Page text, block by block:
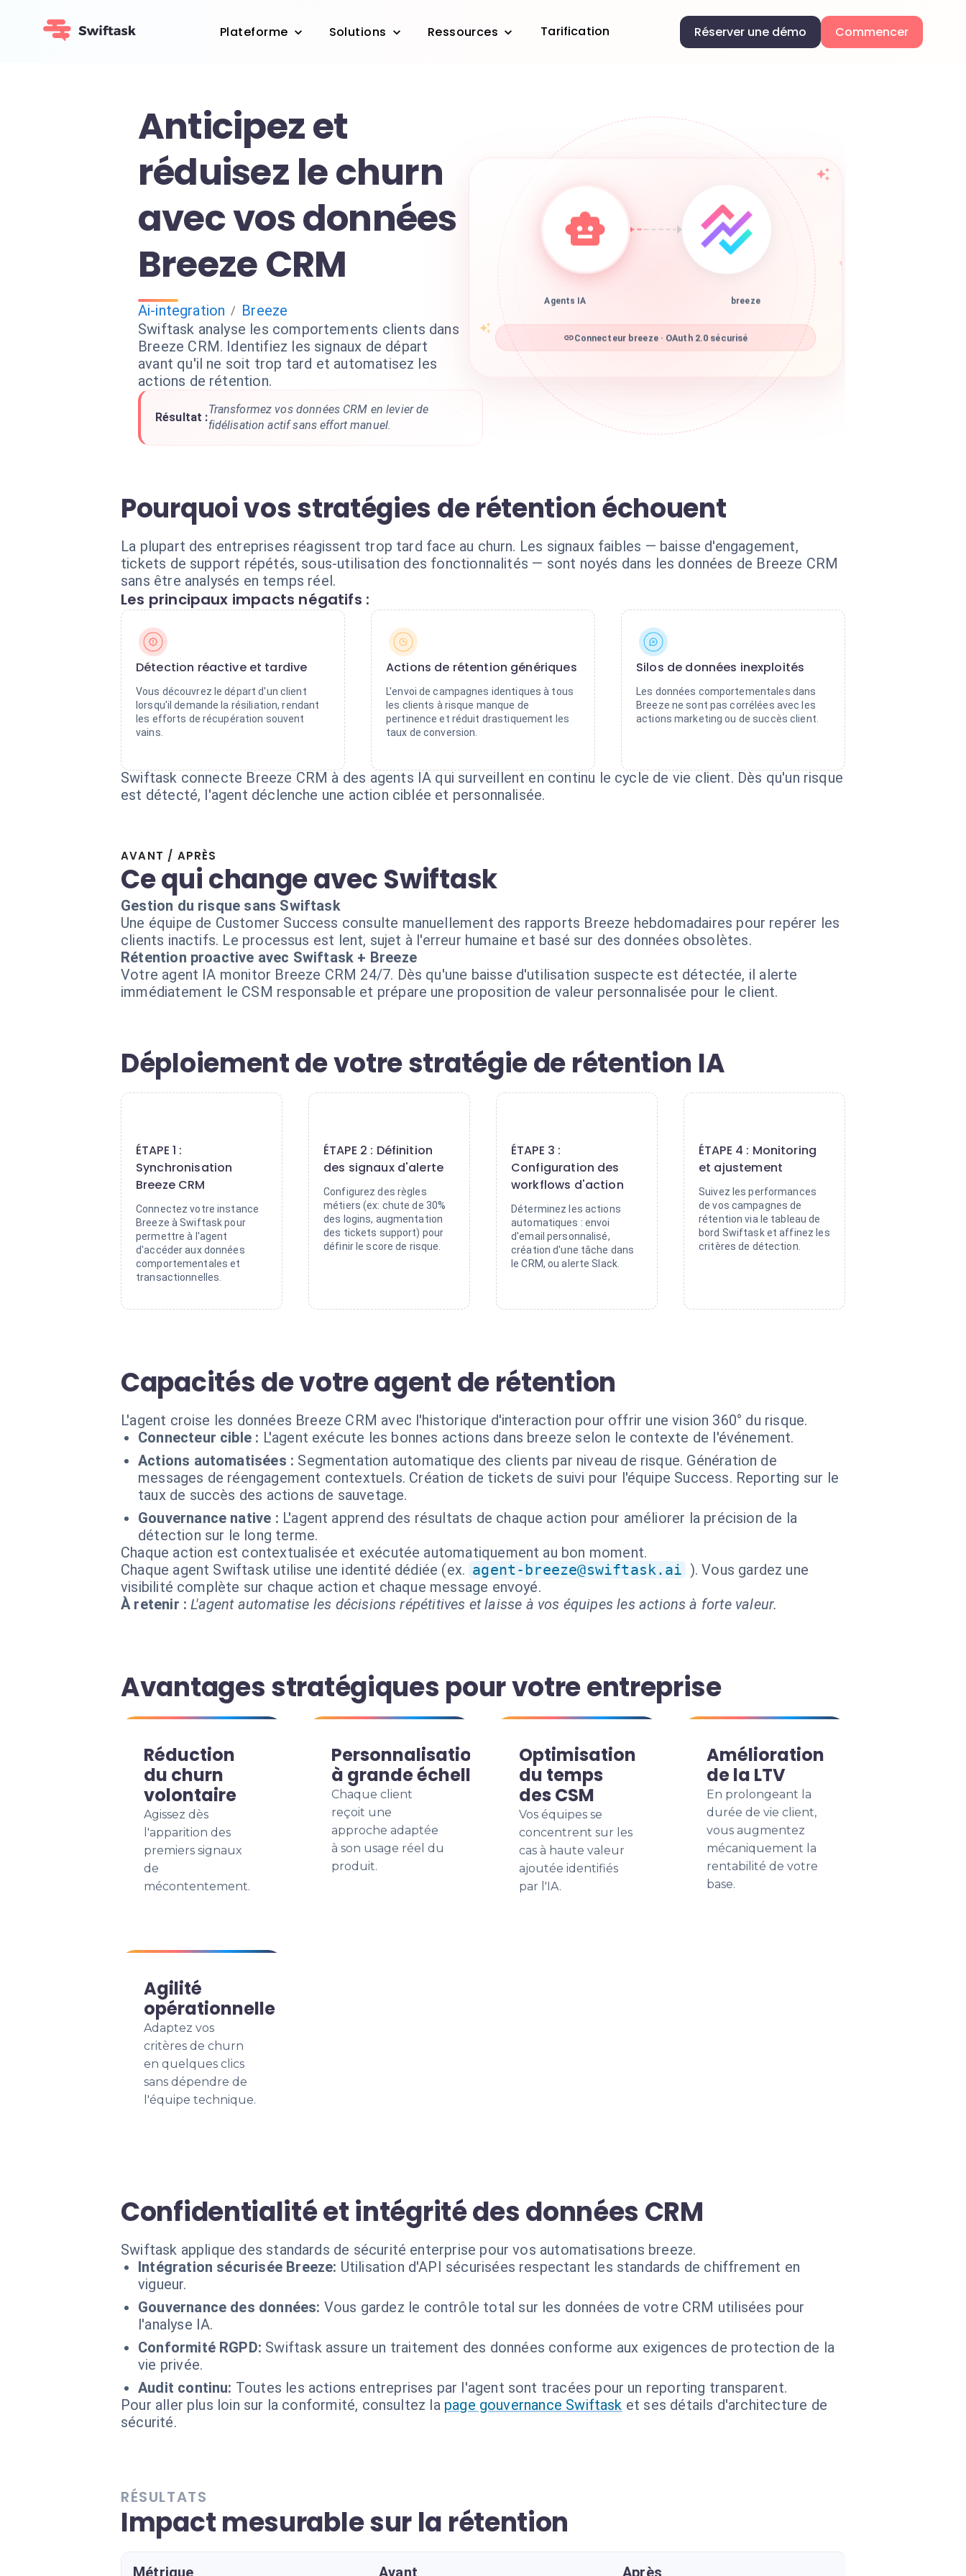
Plateforme Solutions Ressources Tarification Réserver une démo Commencer
Anticipez et
réduisez le churn
avec vos données
Breeze CRM
Ai-integration / Breeze
Swiftask analyse les comportements clients dans
Breeze CRM. Identifiez les signaux de départ
avant qu'il ne soit trop tard et automatisez les
actions de rétention.
Résultat :
Transformez vos données CRM en levier de
fidélisation actif sans effort manuel.
Agents IA breeze
Connecteur breeze · OAuth 2.0 sécurisé
Pourquoi vos stratégies de rétention échouent
La plupart des entreprises réagissent trop tard face au churn. Les signaux faibles — baisse d'engagement,
tickets de support répétés, sous-utilisation des fonctionnalités — sont noyés dans les données de Breeze CRM
sans être analysés en temps réel.
Les principaux impacts négatifs :
Détection réactive et tardive
Vous découvrez le départ d'un client
lorsqu'il demande la résiliation, rendant
les efforts de récupération souvent
vains.
Actions de rétention génériques
L'envoi de campagnes identiques à tous
les clients à risque manque de
pertinence et réduit drastiquement les
taux de conversion.
Silos de données inexploités
Les données comportementales dans
Breeze ne sont pas corrélées avec les
actions marketing ou de succès client.
Swiftask connecte Breeze CRM à des agents IA qui surveillent en continu le cycle de vie client. Dès qu'un risque
est détecté, l'agent déclenche une action ciblée et personnalisée.
AVANT / APRÈS
Ce qui change avec Swiftask
Gestion du risque sans Swiftask
Une équipe de Customer Success consulte manuellement des rapports Breeze hebdomadaires pour repérer les
clients inactifs. Le processus est lent, sujet à l'erreur humaine et basé sur des données obsolètes.
Rétention proactive avec Swiftask + Breeze
Votre agent IA monitor Breeze CRM 24/7. Dès qu'une baisse d'utilisation suspecte est détectée, il alerte
immédiatement le CSM responsable et prépare une proposition de valeur personnalisée pour le client.
Déploiement de votre stratégie de rétention IA
ÉTAPE 1 :
Synchronisation
Breeze CRM
Connectez votre instance
Breeze à Swiftask pour
permettre à l'agent
d'accéder aux données
comportementales et
transactionnelles.
ÉTAPE 2 : Définition
des signaux d'alerte
Configurez des règles
métiers (ex: chute de 30%
des logins, augmentation
des tickets support) pour
définir le score de risque.
ÉTAPE 3 :
Configuration des
workflows d'action
Déterminez les actions
automatiques : envoi
d'email personnalisé,
création d'une tâche dans
le CRM, ou alerte Slack.
ÉTAPE 4 : Monitoring
et ajustement
Suivez les performances
de vos campagnes de
rétention via le tableau de
bord Swiftask et affinez les
critères de détection.
Capacités de votre agent de rétention
L'agent croise les données Breeze CRM avec l'historique d'interaction pour offrir une vision 360° du risque.
Connecteur cible : L'agent exécute les bonnes actions dans breeze selon le contexte de l'événement.
Actions automatisées : Segmentation automatique des clients par niveau de risque. Génération de
messages de réengagement contextuels. Création de tickets de suivi pour l'équipe Success. Reporting sur le
taux de succès des actions de sauvetage.
Gouvernance native : L'agent apprend des résultats de chaque action pour améliorer la précision de la
détection sur le long terme.
Chaque action est contextualisée et exécutée automatiquement au bon moment.
Chaque agent Swiftask utilise une identité dédiée (ex. agent-breeze@swiftask.ai ). Vous gardez une
visibilité complète sur chaque action et chaque message envoyé.
À retenir : L'agent automatise les décisions répétitives et laisse à vos équipes les actions à forte valeur.
Avantages stratégiques pour votre entreprise
Réduction
du churn
volontaire
Agissez dès
l'apparition des
premiers signaux
de
mécontentement.
Personnalisation
à grande échelle
Chaque client
reçoit une
approche adaptée
à son usage réel du
produit.
Optimisation
du temps
des CSM
Vos équipes se
concentrent sur les
cas à haute valeur
ajoutée identifiés
par l'IA.
Amélioration
de la LTV
En prolongeant la
durée de vie client,
vous augmentez
mécaniquement la
rentabilité de votre
base.
Agilité
opérationnelle
Adaptez vos
critères de churn
en quelques clics
sans dépendre de
l'équipe technique.
Confidentialité et intégrité des données CRM
Swiftask applique des standards de sécurité enterprise pour vos automatisations breeze.
Intégration sécurisée Breeze: Utilisation d'API sécurisées respectant les standards de chiffrement en
vigueur.
Gouvernance des données: Vous gardez le contrôle total sur les données de votre CRM utilisées pour
l'analyse IA.
Conformité RGPD: Swiftask assure un traitement des données conforme aux exigences de protection de la
vie privée.
Audit continu: Toutes les actions entreprises par l'agent sont tracées pour un reporting transparent.
Pour aller plus loin sur la conformité, consultez la page gouvernance Swiftask et ses détails d'architecture de
sécurité.
RÉSULTATS
Impact mesurable sur la rétention
Métrique Avant Après